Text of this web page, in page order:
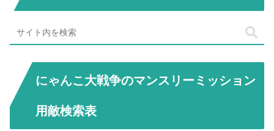
にゃんこ大戦争のマンスリーミッション
用敵検索表